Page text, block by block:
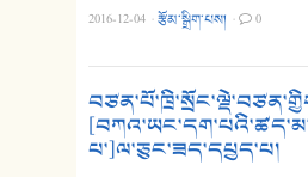
2016-12-04 ·རྩོམ་སྒྲིག་པས། · 0
པ་]ལ་ཅུང་ཟད་དཔྱད་པ།